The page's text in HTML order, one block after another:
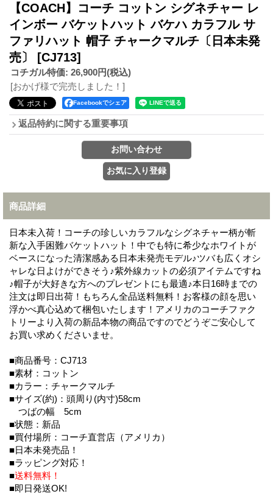
【COACH】コーチ コットン シグネチャー レ
インボー バケットハット バケハ カラフル サ
ファリハット 帽子 チャークマルチ〔日本未発
売〕 [CJ713]
コチガル特価: 26,900円(税込)
[おかげ様で完売しました！]
Facebookでシェア
返品特約に関する重要事項
商品詳細
日本未入荷！コーチの珍しいカラフルなシグネチャー柄が斬
新な入手困難バケットハット！中でも特に希少なホワイトが
ベースになった清潔感ある日本未発売モデル♪ツバも広くオシ
ャレな日よけができそう♪紫外線カットの必須アイテムですね
♪帽子が大好きな方へのプレゼントにも最適♪本日16時までの
注文は即日出荷！もちろん全品送料無料！お客様の顔を思い
浮かべ真心込めて梱包いたします！アメリカのコーチファク
トリーより入荷の新品本物の商品ですのでどうぞご安心して
お買い求めくださいませ。
■商品番号：CJ713
■素材：コットン
■カラー：チャークマルチ
■サイズ(約)：頭周り(内寸)58cm
つばの幅 5cm
■状態：新品
■買付場所：コーチ直営店（アメリカ）
■日本未発売品！
■ラッピング対応！
■送料無料！
■即日発送OK!